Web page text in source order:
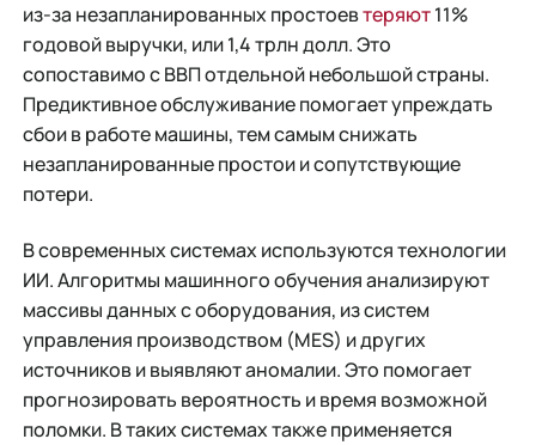
из-за незапланированных простоевтеряют11%
годовой выручки, или 1,4 трлн долл. Это
сопоставимо с ВВП отдельной небольшой страны.
Предиктивное обслуживание помогает упреждать
сбои в работе машины, тем самым снижать
незапланированные простои и сопутствующие
потери.
В современных системах используются технологии
ИИ. Алгоритмы машинного обучения анализируют
массивы данных с оборудования, из систем
управления производством (MES) и других
источников и выявляют аномалии. Это помогает
прогнозировать вероятность и время возможной
поломки. В таких системах также применяется